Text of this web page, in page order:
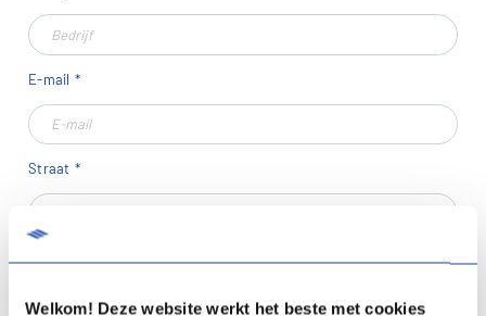
Welkom! Deze website werkt het beste met cookies
E-mail
Straat
Huisnummer